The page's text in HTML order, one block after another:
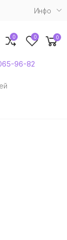
Инфо
96-82
0 0 0